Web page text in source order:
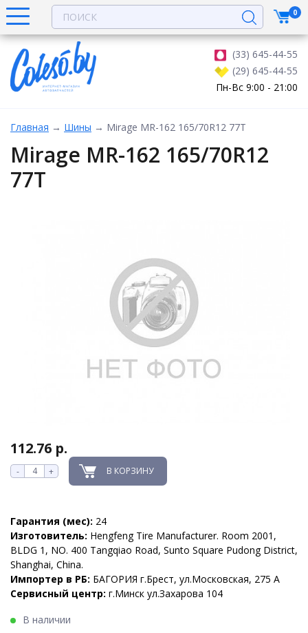
(33) 645-44-55
(29) 645-44-55
Пн-Вс 9:00 - 21:00
0
Главная → Шины → Mirage MR-162 165/70R12 77T
Mirage MR-162 165/70R12
77T
112.76 р.
- + В КОРЗИНУ
Гарантия (мес): 24
Изготовитель: Hengfeng Tire Manufacturer. Room 2001,
BLDG 1, NO. 400 Tangqiao Road, Sunto Square Pudong District,
Shanghai, China.
Импортер в РБ: БАГОРИЯ г.Брест, ул.Московская, 275 А
Сервисный центр: г.Минск ул.Захарова 104
В наличии